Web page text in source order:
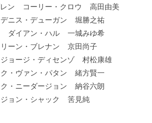
レン コーリー・クロウ 高田由美
ニス・デューガン 堀勝之祐
ダイアン・ハル 一城みゆ希
ーン・ブレナン 京田尚子
ョージ・ディセンゾ 村松康雄
・ヴァン・パタン 緒方賢一
・ニーダージョン 納谷六朗
ョン・シャック 筈見純